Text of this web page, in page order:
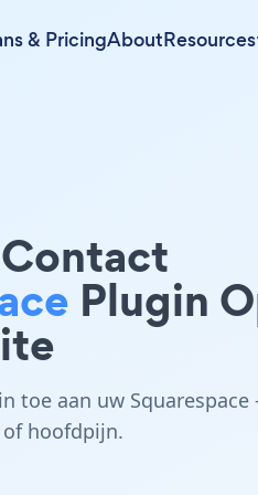
& PricingAboutResources
Plugin
toe aan uw Squarespace
hoofdpijn.